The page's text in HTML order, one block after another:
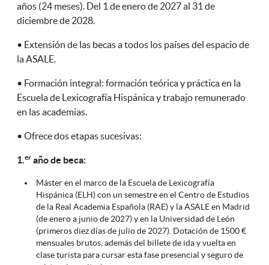
años (24 meses). Del 1 de enero de 2027 al 31 de
diciembre de 2028.
• Extensión de las becas a todos los países del espacio de
la ASALE.
• Formación integral: formación teórica y práctica en la
Escuela de Lexicografía Hispánica y trabajo remunerado
en las academias.
• Ofrece dos etapas sucesivas:
1.er año de beca:
Máster en el marco de la Escuela de Lexicografía
Hispánica (ELH) con un semestre en el Centro de Estudios
de la Real Academia Española (RAE) y la ASALE en Madrid
(de enero a junio de 2027) y en la Universidad de León
(primeros diez días de julio de 2027). Dotación de 1500 €
mensuales brutos, además del billete de ida y vuelta en
clase turista para cursar esta fase presencial y seguro de